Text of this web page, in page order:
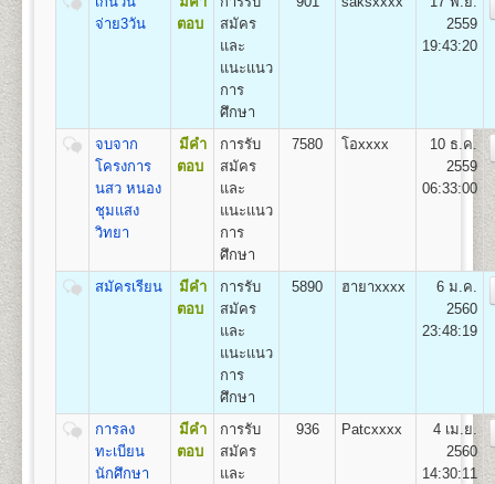
หลักสูตร 4 ปี จำนวน 144
ชื่อปริญญาศิลปศาสตรบัณฑิต (สื่อสารมวลชน) ศศ.บ.
(สื่อสารมวลชน) Bachelor of Arts (Mass
Communication) B.A. (Mass Communication)
เปิดสอน 1สาขาวิชา คือ สาขาวิชาสื่อสารมวลชน
คณะพัฒนาทรัพยากรมนุษย์
เปิดสอนระดับปริญญาตรี หลักสูตร 4 ปี จำนวน 132
ศิลปศาสตรบัณฑิต(การพัฒนาทรัพยากร
มนุษย์) ศ.ศ.บ.(การพัฒนาทรัพยากรมนุษย์) Bachelor of
Arts (Human Resourse Development) B.A. (Human
Resourse Development)
เปิดสอน1 สาขาวิชา คือ สาขาวิชาพัฒนาทรัพยากร
มนุษย์
เมื่อเสร็จสิ้นขั้นตอนการรับสมัครเป็นนักศึกษาใหม่แล้ว ผู้
สมัครจะได้รับเอกสารกลับไป ดังนี้
๑. ใบเสร็จรับเงินลงทะเบียนนักศึกษาใหม่
๒. ใบนัดรับบัตรประจำ ตัวนักศึกษา
๓. หนังสือปฐมนิเทศนักศึกษา
อัตราค่าธรรมเนียมการศึกษา ค่าลง
ทะเบียนเรียนและค่าบำรุงการศึกษา
1. ค่าลงทะเบียนเรียนเป็นรายหน่วยกิตๆ ละ
2. ค่าบัตรประจำตัวผู้เข้าศึกษา
3. ค่าธรรมเนียมแรกเข้าศึกษา
4. ค่าขึ้นทะเบียนผู้เข้าศึกษา
5. ค่าสมาชิกหนังสือพิมพ์ข่าวรามคำแหง
6. ค่าบำรุงมหาวิทยาลัย ภาคปกติ
ค่าบำรุงมหาวิทยาลัย ภาคฤดูร้อน
7. ค่าใบรับรองผลการศึกษา ชุดละ
จ่าย3วัน
ตอบ
สมัคร
และ
แนะแนว
การ
ศึกษา
2559
19:43:20
จบจาก
โครงการ
นสว หนอง
ชุมแสง
วิทยา
มีคำ
ตอบ
การรับ
สมัคร
และ
แนะแนว
การ
ศึกษา
7580 โอxxxx
10 ธ.ค.
2559
06:33:00
สมัครเรียน
มีคำ
ตอบ
การรับ
สมัคร
และ
แนะแนว
การ
ศึกษา
5890 ฮายาxxxx
6 ม.ค.
2560
23:48:19
การลง
ทะเบียน
นักศึกษา
มีคำ
ตอบ
การรับ
สมัคร
และ
936 Patcxxxx
4 เม.ย.
2560
14:30:11